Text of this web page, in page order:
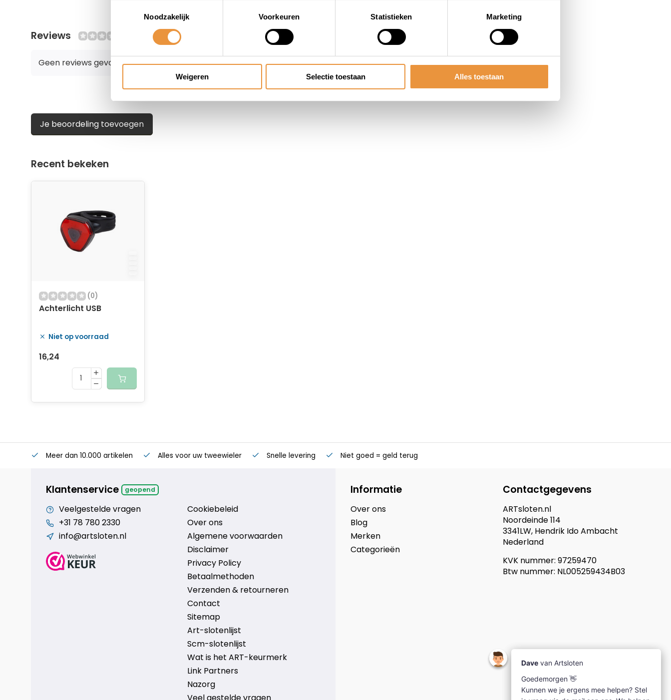
Noodzakelijk
Voorkeuren Statistieken Marketing
Weigeren Selectie toestaan Alles toestaan
Reviews
Geen reviews gevonden
Je beoordeling toevoegen
Recent bekeken
(0)
Achterlicht USB
Niet op voorraad
16,24
Meer dan 10.000 artikelen Alles voor uw tweewieler Snelle levering Niet goed = geld terug
Klantenservice geopend
Veelgestelde vragen
+31 78 780 2330
info@artsloten.nl
Cookiebeleid
Over ons
Algemene voorwaarden
Disclaimer
Privacy Policy
Betaalmethoden
Verzenden & retourneren
Contact
Sitemap
Art-slotenlijst
Scm-slotenlijst
Wat is het ART-keurmerk
Link Partners
Nazorg
Informatie
Over ons
Blog
Merken
Categorieën
Contactgegevens
ARTsloten.nl
Noordeinde 114
3341LW, Hendrik Ido Ambacht
Nederland
KVK nummer: 97259470
Btw nummer: NL005259434B03